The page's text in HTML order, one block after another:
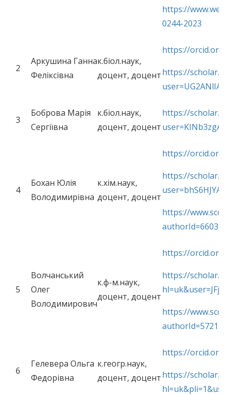
https://
0244-2023
2
Аркушина Ганна
Феліксівна
к.біол.наук,
доцент, доцент
https://
https://
3
Боброва Марія
Сергіївна
к.біол.наук,
доцент, доцент
https://
4
Бохан Юлія
Володимирівна
к.хім.наук,
доцент, доцент
https://
https://
https://
5
Волчанський
Олег
Володимирович
к.ф-м.наук,
доцент, доцент
https://
https://
https://
6
Гелевера Ольга
Федорівна
к.геогр.наук,
доцент, доцент
https://
https://